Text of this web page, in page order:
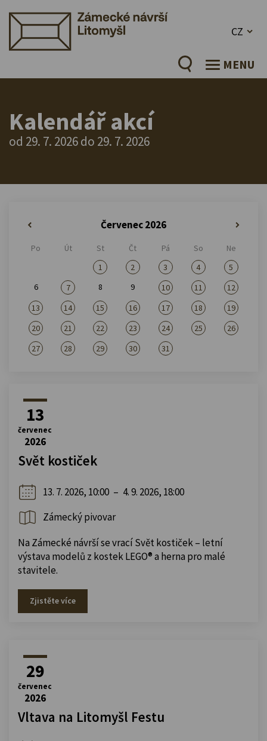
CZ
MENU
Kalendář akcí
od 29. 7. 2026 do 29. 7. 2026
Červenec 2026
Po Út St Čt Pá So
Ne
1
2 3 4
5
6
7 8 9 10 11
12
13
14 15 16 17 18
19
20
21 22 23 24 25
26
27
28 29 30 31
13
červenec
2026
Svět kostiček
13. 7. 2026, 10:00 – 4. 9. 2026, 18:00
Zámecký pivovar
Na Zámecké návrší se vrací Svět kostiček – letní
výstava modelů z kostek LEGO® a herna pro malé
stavitele.
Zjistěte více
29
červenec
2026
Vltava na Litomyšl Festu